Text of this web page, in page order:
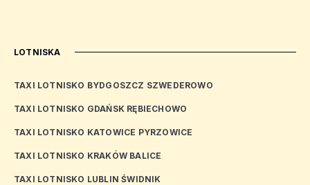
LOTNISKA
TAXI LOTNISKO BYDGOSZCZ SZWEDEROWO
TAXI LOTNISKO GDAŃSK RĘBIECHOWO
TAXI LOTNISKO KATOWICE PYRZOWICE
TAXI LOTNISKO KRAKÓW BALICE
TAXI LOTNISKO LUBLIN ŚWIDNIK